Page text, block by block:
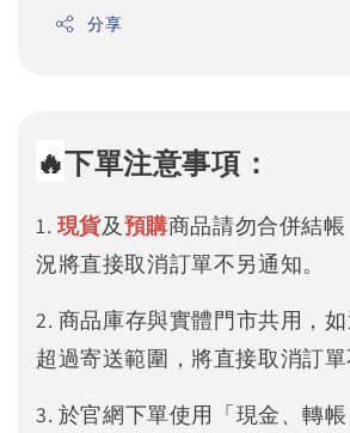
分享
🔥下單注意事項：
1. 現貨及預購商品請勿合併結
況將直接取消訂單不另通知。
2. 商品庫存與實體門市共用，
超過寄送範圍，將直接取消訂單
3. 於官網下單使用「現金、轉